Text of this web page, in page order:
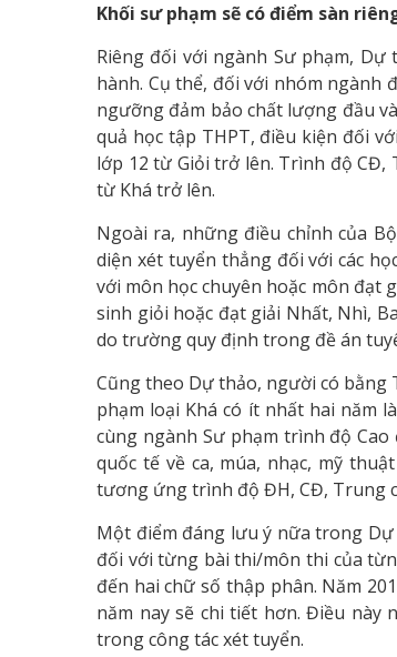
Khối sư phạm sẽ có điểm sàn
Riêng đối với ngành Sư phạm,
hành. Cụ thể, đối với nhóm ngành
ngưỡng đảm bảo chất lượng đầu
quả học tập THPT, điều kiện đối
lớp 12 từ Giỏi trở lên. Trình độ CĐ,
từ Khá trở lên.
Ngoài ra, những điều chỉnh của
diện xét tuyển thẳng đối với các
với môn học chuyên hoặc môn đạt
sinh giỏi hoặc đạt giải Nhất, Nhì,
do trường quy định trong đề án
Cũng theo Dự thảo, người có bằng
phạm loại Khá có ít nhất hai năm
cùng ngành Sư phạm trình độ
quốc tế về ca, múa, nhạc, mỹ
tương ứng trình độ ĐH, CĐ, Trung
Một điểm đáng lưu ý nữa trong
đối với từng bài thi/môn thi của
đến hai chữ số thập phân. Năm
năm nay sẽ chi tiết hơn. Điều này
trong công tác xét tuyển.